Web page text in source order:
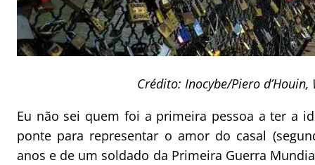
Crédito: Inocybe/Piero
Eu não sei quem foi a primeira pessoa a ter a
ponte para representar o amor do casal
anos e de um soldado da Primeira Guerra